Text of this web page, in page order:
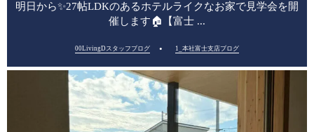
明日から✨27帖LDKのあるホテルライクなお家で見学会を開
催します🏠【富士 ...
00LivingDスタッフブログ 1_本社富士支店ブログ